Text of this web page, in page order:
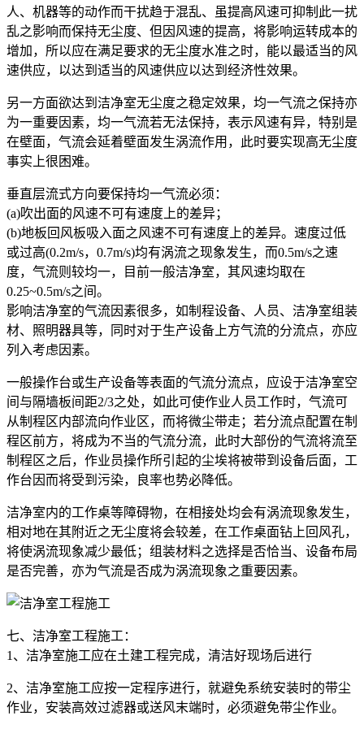
人、机器等的动作而干扰趋于混乱、虽提高风速可抑制此一扰
乱之影响而保持无尘度、但因风速的提高，将影响运转成本的
增加，所以应在满足要求的无尘度水准之时，能以最适当的风
速供应，以达到适当的风速供应以达到经济性效果。
另一方面欲达到洁净室无尘度之稳定效果，均一气流之保持亦
为一重要因素，均一气流若无法保持，表示风速有异，特别是
在壁面，气流会延着壁面发生涡流作用，此时要实现高无尘度
事实上很困难。
垂直层流式方向要保持均一气流必须：
(a)吹出面的风速不可有速度上的差异；
(b)地板回风板吸入面之风速不可有速度上的差异。速度过低
或过高(0.2m/s，0.7m/s)均有涡流之现象发生，而0.5m/s之速
度，气流则较均一，目前一般洁净室，其风速均取在
0.25~0.5m/s之间。
影响洁净室的气流因素很多，如制程设备、人员、洁净室组装
材、照明器具等，同时对于生产设备上方气流的分流点，亦应
列入考虑因素。
一般操作台或生产设备等表面的气流分流点，应设于洁净室空
间与隔墙板间距2/3之处，如此可使作业人员工作时，气流可
从制程区内部流向作业区，而将微尘带走；若分流点配置在制
程区前方，将成为不当的气流分流，此时大部份的气流将流至
制程区之后，作业员操作所引起的尘埃将被带到设备后面，工
作台因而将受到污染，良率也势必降低。
洁净室内的工作桌等障碍物，在相接处均会有涡流现象发生，
相对地在其附近之无尘度将会较差，在工作桌面钻上回风孔，
将使涡流现象减少最低；组装材料之选择是否恰当、设备布局
是否完善，亦为气流是否成为涡流现象之重要因素。
七、洁净室工程施工：
1、洁净室施工应在土建工程完成，清洁好现场后进行
2、洁净室施工应按一定程序进行，就避免系统安装时的带尘
作业，安装高效过滤器或送风末端时，必须避免带尘作业。